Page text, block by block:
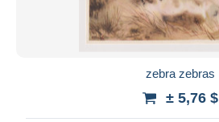
zebra zebras
± 5,76 $